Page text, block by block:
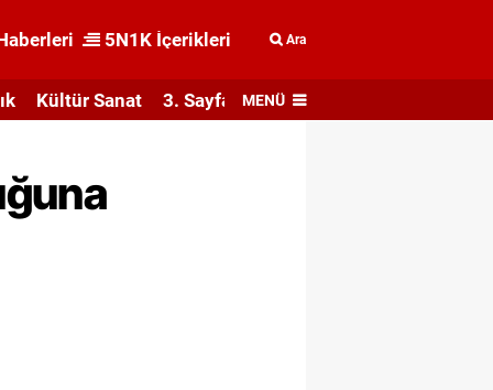
5N1K İçerikleri Ara
Kültür Sanat 3. Sayfa MENÜ